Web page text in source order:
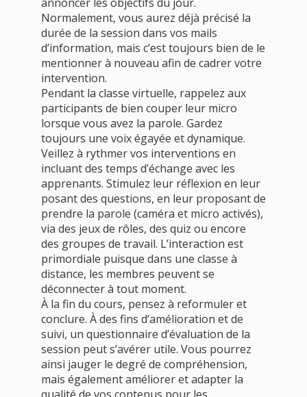
Normalement, vous aurez déjà précisé la
durée de la session dans vos mails
d’information, mais c’est toujours bien de le
mentionner à nouveau afin de cadrer votre
intervention.
Pendant la classe virtuelle, rappelez aux
participants de bien couper leur micro
lorsque vous avez la parole. Gardez
toujours une voix égayée et dynamique.
Veillez à rythmer vos interventions en
incluant des temps d’échange avec les
apprenants. Stimulez leur réflexion en leur
posant des questions, en leur proposant de
prendre la parole (caméra et micro activés),
via des jeux de rôles, des quiz ou encore
des groupes de travail. L’interaction est
primordiale puisque dans une classe à
distance, les membres peuvent se
déconnecter à tout moment.
À la fin du cours, pensez à reformuler et
conclure. À des fins d’amélioration et de
suivi, un questionnaire d’évaluation de la
session peut s’avérer utile. Vous pourrez
ainsi jauger le degré de compréhension,
mais également améliorer et adapter la